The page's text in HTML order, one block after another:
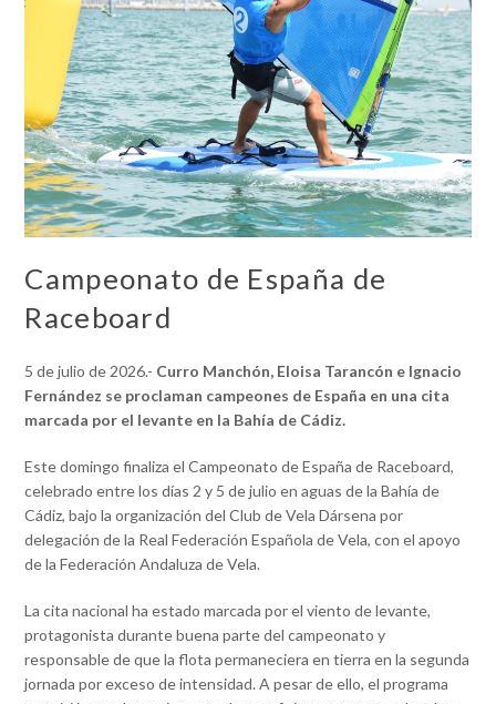
Campeonato de España de
Raceboard
5 de julio de 2026.- Curro Manchón, Eloisa Tarancón e Ignacio
Fernández se proclaman campeones de España en una cita
marcada por el levante en la Bahía de Cádiz.
Este domingo finaliza el Campeonato de España de Raceboard,
celebrado entre los días 2 y 5 de julio en aguas de la Bahía de
Cádiz, bajo la organización del Club de Vela Dársena por
delegación de la Real Federación Española de Vela, con el apoyo
de la Federación Andaluza de Vela.
La cita nacional ha estado marcada por el viento de levante,
protagonista durante buena parte del campeonato y
responsable de que la flota permaneciera en tierra en la segunda
jornada por exceso de intensidad. A pesar de ello, el programa